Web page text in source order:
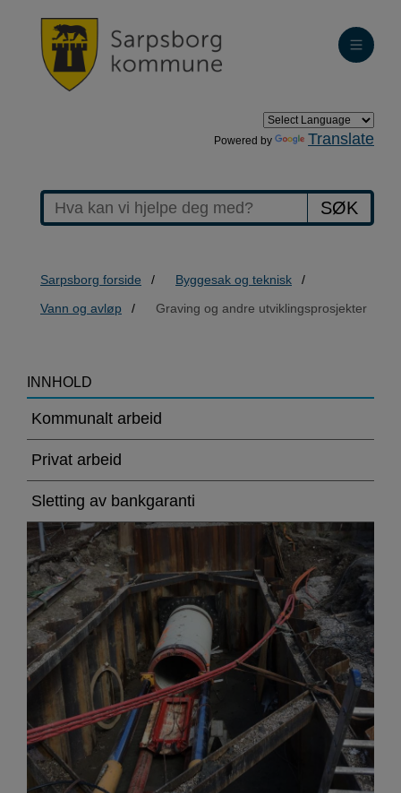
Powered by Translate
SØK
Sarpsborg forside
Byggesak og teknisk
Vann og avløp
Graving og andre utviklingsprosjekter
>Graving
og
andre
utviklingsprosjekter
INNHOLD
Kommunalt arbeid
Privat arbeid
Sletting av bankgaranti